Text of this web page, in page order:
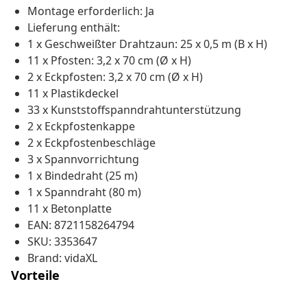
Montage erforderlich: Ja
Lieferung enthält:
1 x Geschweißter Drahtzaun: 25 x 0,5 m (B x H)
11 x Pfosten: 3,2 x 70 cm (Ø x H)
2 x Eckpfosten: 3,2 x 70 cm (Ø x H)
11 x Plastikdeckel
33 x Kunststoffspanndrahtunterstützung
2 x Eckpfostenkappe
2 x Eckpfostenbeschläge
3 x Spannvorrichtung
1 x Bindedraht (25 m)
1 x Spanndraht (80 m)
11 x Betonplatte
EAN: 8721158264794
SKU: 3353647
Brand: vidaXL
Vorteile